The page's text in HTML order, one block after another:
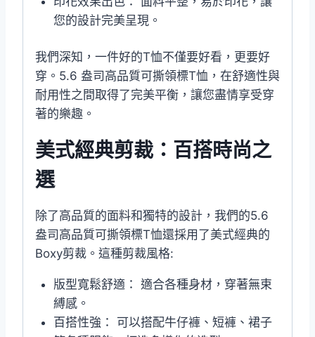
您的設計完美呈現。
我們深知，一件好的T恤不僅要好看，更要好
穿。5.6 盎司高品質可撕領標T恤，在舒適性與
耐用性之間取得了完美平衡，讓您盡情享受穿
著的樂趣。
美式經典剪裁：百搭時尚之
選
除了高品質的面料和獨特的設計，我們的5.6
盎司高品質可撕領標T恤還採用了美式經典的
Boxy剪裁。這種剪裁風格:
版型寬鬆舒適： 適合各種身材，穿著無束
縛感。
百搭性強： 可以搭配牛仔褲、短褲、裙子